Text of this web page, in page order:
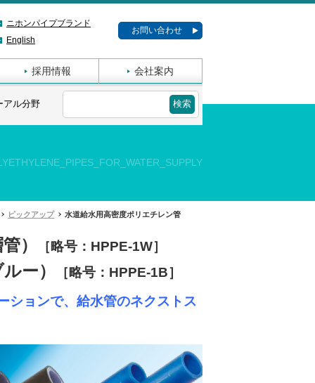
ニホンパイプブランド
English
お問い合わせ
採用情報 会社案内
アル分野
ピックアップ 水道給水用高密度ポリエチレン管
） ［略号：HPPE-1W］
ー） ［略号： HPPE-1B］
ションで、給水管のネクストス